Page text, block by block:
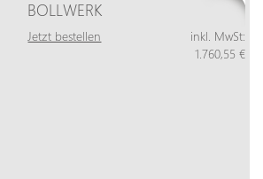
BOLLWERK
Jetzt bestellen
inkl. MwSt:
1.760,55 €